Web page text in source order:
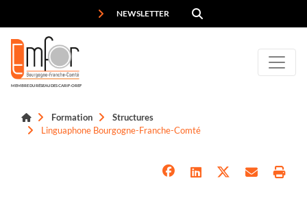
NEWSLETTER
MEMBRE DU RÉSEAU DES CARIF-OREF
Formation
Structures
Linguaphone Bourgogne-Franche-Comté
Panneau de gestion des cookies